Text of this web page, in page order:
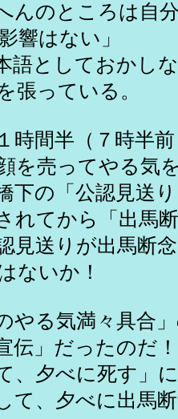
ころは自分
響はない」
ておかしな言
張っている。
間半（７時半前
を売ってやる気
下の「公認見送
れてから「出馬
見送りが出馬断
ないか！
やる気満々具合
伝」だったのだ！
、夕べに死す」
て、夕べに出馬